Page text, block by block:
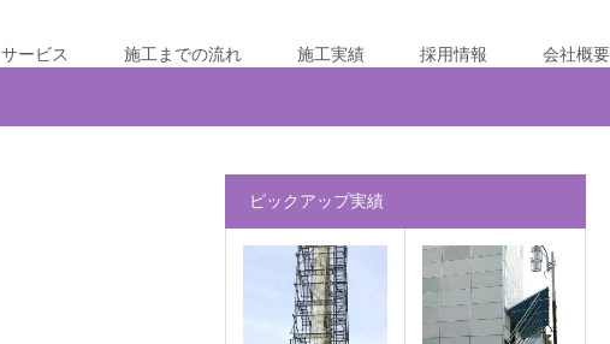
サービス 施工までの流れ 施工実績 採用情報 会社概要
ピックアップ実績